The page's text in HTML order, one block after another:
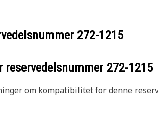
272-1215
reservedelsnummer 272-1215
om kompatibilitet for denne